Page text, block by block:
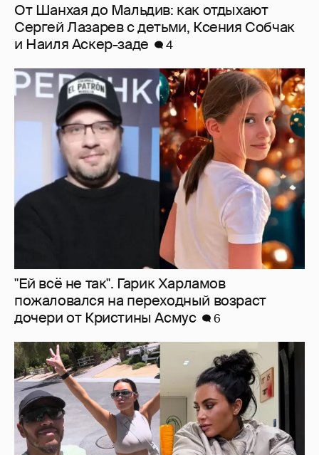
От Шанхая до Мальдив: как отдыхают
Сергей Лазарев с детьми, Ксения Собчак
и Наиля Аскер-заде
4
"Ей всё не так". Гарик Харламов
пожаловался на переходный возраст
дочери от Кристины Асмус
6